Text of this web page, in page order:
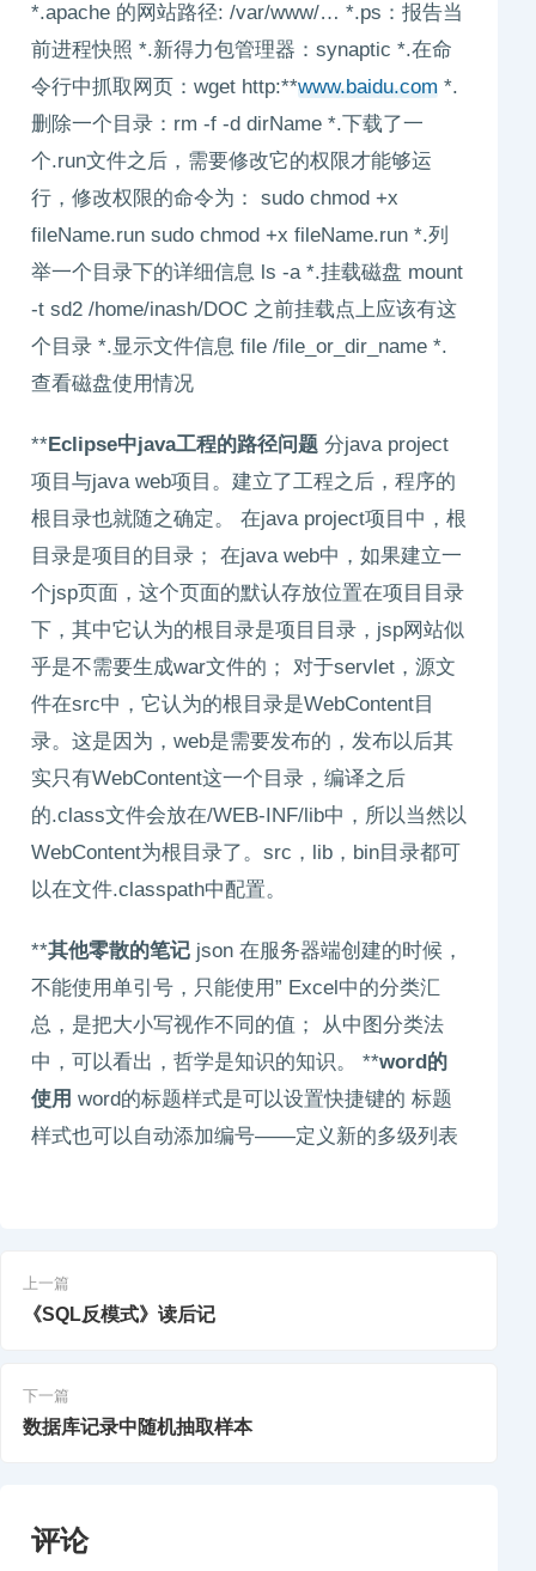
*.apache 的网站路径: /var/www/… *.ps：报告当
前进程快照 *.新得力包管理器：synaptic *.在命
令行中抓取网页：wget http:**www.baidu.com *.
删除一个目录：rm -f -d dirName *.下载了一
个.run文件之后，需要修改它的权限才能够运
行，修改权限的命令为： sudo chmod +x
fileName.run sudo chmod +x fileName.run *.列
举一个目录下的详细信息 ls -a *.挂载磁盘 mount
-t sd2 /home/inash/DOC 之前挂载点上应该有这
个目录 *.显示文件信息 file /file_or_dir_name *.
查看磁盘使用情况
**Eclipse中java工程的路径问题 分java project
项目与java web项目。建立了工程之后，程序的
根目录也就随之确定。 在java project项目中，根
目录是项目的目录； 在java web中，如果建立一
个jsp页面，这个页面的默认存放位置在项目目录
下，其中它认为的根目录是项目目录，jsp网站似
乎是不需要生成war文件的； 对于servlet，源文
件在src中，它认为的根目录是WebContent目
录。这是因为，web是需要发布的，发布以后其
实只有WebContent这一个目录，编译之后
的.class文件会放在/WEB-INF/lib中，所以当然以
WebContent为根目录了。src，lib，bin目录都可
以在文件.classpath中配置。
**其他零散的笔记 json 在服务器端创建的时候，
不能使用单引号，只能使用” Excel中的分类汇
总，是把大小写视作不同的值； 从中图分类法
中，可以看出，哲学是知识的知识。 **word的
使用 word的标题样式是可以设置快捷键的 标题
样式也可以自动添加编号——定义新的多级列表
上一篇
《SQL反模式》读后记
下一篇
数据库记录中随机抽取样本
评论